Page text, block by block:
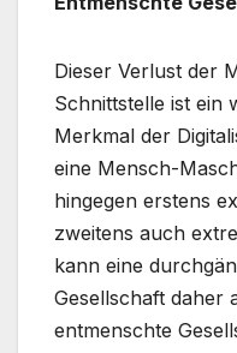
Dieser Verlust der
Schnittstelle ist ein
Merkmal der
eine Mensch-
hingegen erstens
zweitens auch
kann eine
Gesellschaft daher
entmenschte